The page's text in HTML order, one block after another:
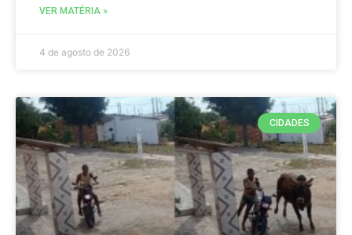
VER MATÉRIA »
4 de agosto de 2026
CIDADES